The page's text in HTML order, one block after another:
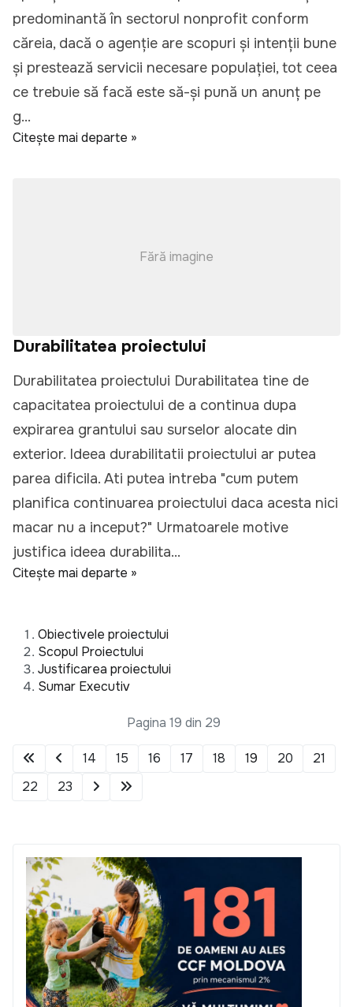
predominantă în sectorul nonprofit conform
căreia, dacă o agenție are scopuri și intenții bune
și prestează servicii necesare populației, tot ceea
ce trebuie să facă este să-și pună un anunț pe
g...
Citește mai departe »
Fără imagine
Durabilitatea proiectului
Durabilitatea proiectului Durabilitatea tine de
capacitatea proiectului de a continua dupa
expirarea grantului sau surselor alocate din
exterior. Ideea durabilitatii proiectului ar putea
parea dificila. Ati putea intreba "cum putem
planifica continuarea proiectului daca acesta nici
macar nu a inceput?" Urmatoarele motive
justifica ideea durabilita...
Citește mai departe »
Obiectivele proiectului
Scopul Proiectului
Justificarea proiectului
Sumar Executiv
Pagina 19 din 29
14 15 16 17 18 19 20
21
22
23